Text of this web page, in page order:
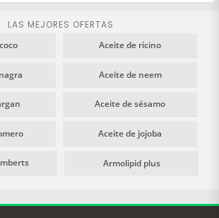
LAS MEJORES OFERTAS
Aceite de ricino
Aceite de neem
Aceite de sésamo
Aceite de jojoba
Armolipid plus